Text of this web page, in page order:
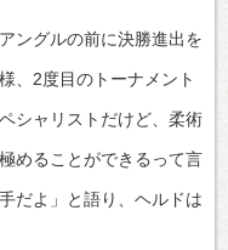
ングルの前に決勝進出を
、2度目のトーナメント
シャリストだけど、柔術
めることができるって言
だよ」と語り、ヘルドは